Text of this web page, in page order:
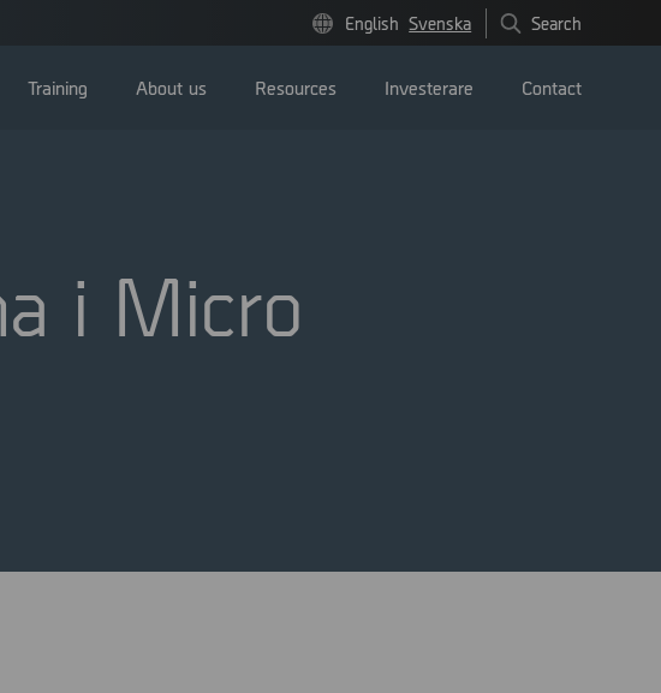
English Svenska Search
Training About us Resources Investerare
Pressmeddelanden
Contact
i Micro